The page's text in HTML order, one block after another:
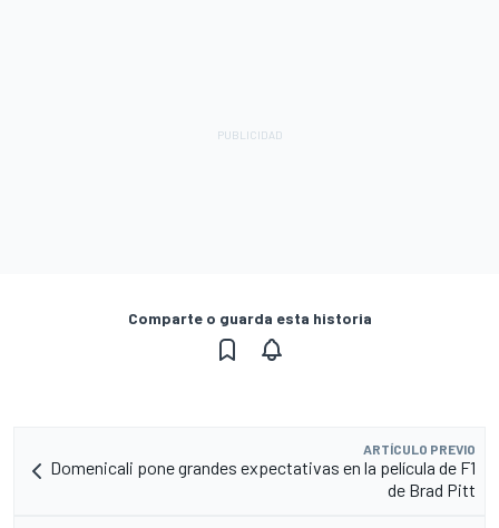
Comparte o guarda esta historia
ARTÍCULO PREVIO
Domenicali pone grandes expectativas en la película de F1
de Brad Pitt